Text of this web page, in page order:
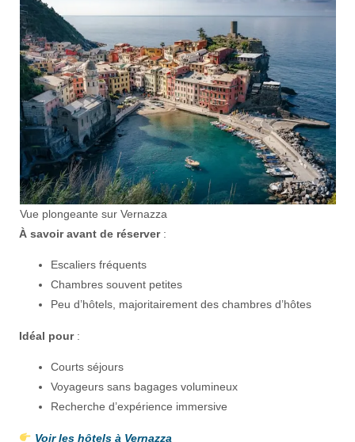
Vue plongeante sur Vernazza
À savoir avant de réserver:
Escaliers fréquents
Chambres souvent petites
Peu d’hôtels, majoritairement des chambres d’hôtes
Idéal pour:
Courts séjours
Voyageurs sans bagages volumineux
Recherche d’expérience immersive
Voir les hôtels à Vernazza